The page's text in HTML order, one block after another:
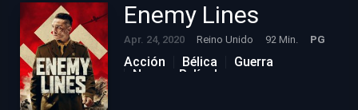
Enemy Lines
Apr. 24, 2020 Reino Unido 92 Min. PG
Acción Bélica
Guerra
Nuevas Películas